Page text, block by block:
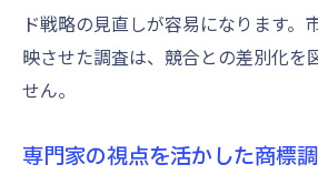
ド戦略の見直しが容易になります。
映させた調査は、競合との差別化を
せん。
専門家の視点を活かした商標